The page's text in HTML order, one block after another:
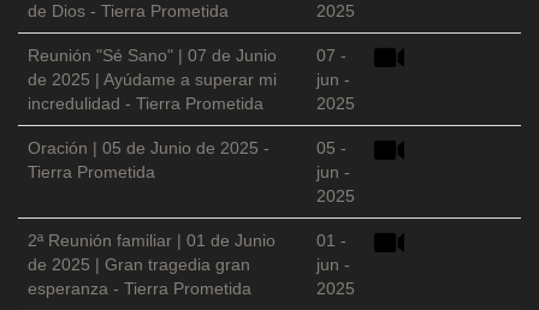
de Dios - Tierra Prometida
2025
Reunión "Sé Sano" | 07 de Junio
de 2025 | Ayúdame a superar mi
incredulidad - Tierra Prometida
07 -
jun -
2025
Oración | 05 de Junio de 2025 -
Tierra Prometida
05 -
jun -
2025
2ª Reunión familiar | 01 de Junio
de 2025 | Gran tragedia gran
esperanza - Tierra Prometida
01 -
jun -
2025